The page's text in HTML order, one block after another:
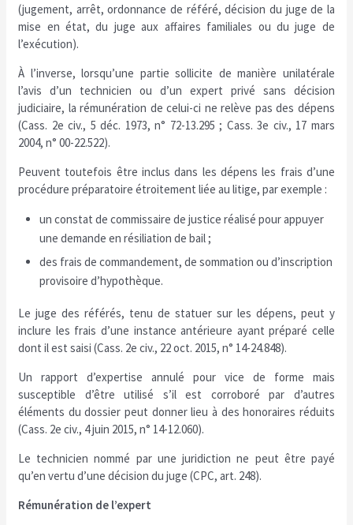
(jugement, arrêt, ordonnance de référé, décision du juge de la
mise en état, du juge aux affaires familiales ou du juge de
l’exécution).
À l’inverse, lorsqu’une partie sollicite de manière unilatérale
l’avis d’un technicien ou d’un expert privé sans décision
judiciaire, la rémunération de celui-ci ne relève pas des dépens
(Cass. 2e civ., 5 déc. 1973, n° 72-13.295 ; Cass. 3e civ., 17 mars
2004, n° 00-22.522).
Peuvent toutefois être inclus dans les dépens les frais d’une
procédure préparatoire étroitement liée au litige, par exemple :
un constat de commissaire de justice réalisé pour appuyer
une demande en résiliation de bail ;
des frais de commandement, de sommation ou d’inscription
provisoire d’hypothèque.
Le juge des référés, tenu de statuer sur les dépens, peut y
inclure les frais d’une instance antérieure ayant préparé celle
dont il est saisi (Cass. 2e civ., 22 oct. 2015, n° 14-24.848).
Un rapport d’expertise annulé pour vice de forme mais
susceptible d’être utilisé s’il est corroboré par d’autres
éléments du dossier peut donner lieu à des honoraires réduits
(Cass. 2e civ., 4 juin 2015, n° 14-12.060).
Le technicien nommé par une juridiction ne peut être payé
qu’en vertu d’une décision du juge (CPC, art. 248).
Rémunération de l’expert